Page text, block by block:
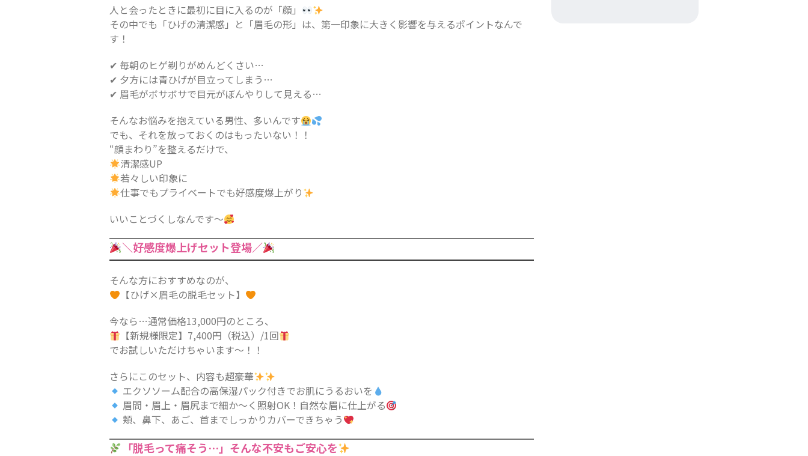
人と会ったときに最初に目に入るのが「顔」
その中でも「ひげの清潔感」と「眉毛の形」は、第一印象に大きく影響を与えるポイントなんで
す！
✔ 毎朝のヒゲ剃りがめんどくさい…
✔ 夕方には青ひげが目立ってしまう…
✔ 眉毛がボサボサで目元がぼんやりして見える…
そんなお悩みを抱えている男性、多いんです
でも、それを放っておくのはもったいない！！
“顔まわり”を整えるだけで、
清潔感UP
若々しい印象に
仕事でもプライベートでも好感度爆上がり
いいことづくしなんです〜
＼好感度爆上げセット登場／
そんな方におすすめなのが、
【ひげ×眉毛の脱毛セット】
今なら…通常価格13,000円のところ、
【新規様限定】7,400円（税込）/1回
でお試しいただけちゃいます〜！！
さらにこのセット、内容も超豪華
エクソソーム配合の高保湿パック付きでお肌にうるおいを
眉間・眉上・眉尻まで細か〜く照射OK！自然な眉に仕上がる
頬、鼻下、あご、首までしっかりカバーできちゃう
「脱毛って痛そう…」そんな不安もご安心を